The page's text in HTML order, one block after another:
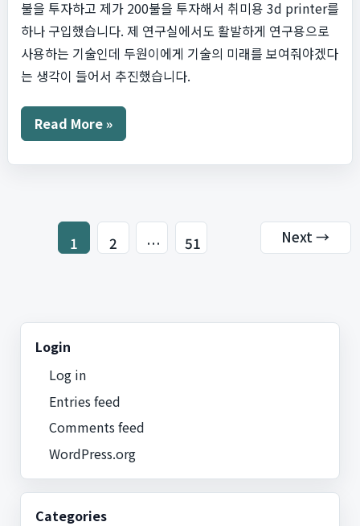
불을 투자하고 제가 200불을 투자해서 취미용 3d printer를
하나 구입했습니다. 제 연구실에서도 활발하게 연구용으로
사용하는 기술인데 두원이에게 기술의 미래를 보여줘야겠다
는 생각이 들어서 추진했습니다.
3D
print
Read More »
1 2 … 51 Next→
Login
Log in
Entries feed
Comments feed
WordPress.org
Categories